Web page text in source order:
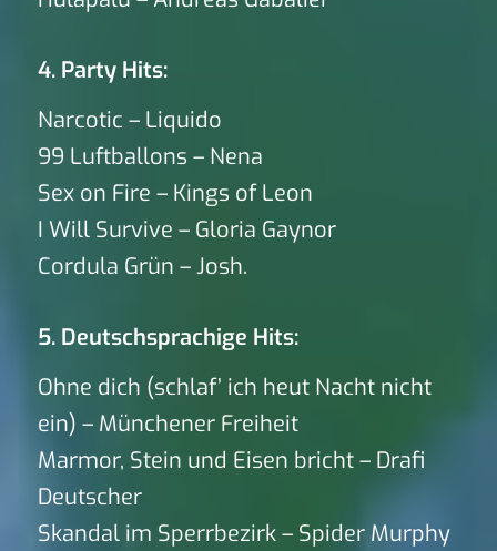
4. Party Hits:
Narcotic – Liquido
99 Luftballons – Nena
Sex on Fire – Kings of Leon
I Will Survive – Gloria Gaynor
Cordula Grün – Josh.
5. Deutschsprachige Hits:
Ohne dich (schlaf’ ich heut Nacht nicht
ein) – Münchener Freiheit
Marmor, Stein und Eisen bricht – Drafi
Deutscher
Skandal im Sperrbezirk – Spider Murphy